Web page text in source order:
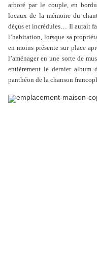
arboré par le couple, en
locaux de la mémoire du
déçus et incrédules… Il aurait
l’habitation, lorsque sa
en moins présente sur place
l’aménager en une sorte de
entièrement le dernier album
panthéon de la chanson